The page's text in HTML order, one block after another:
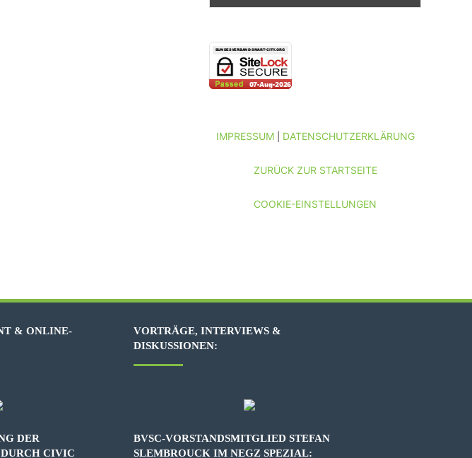
IMPRESSUM| DATENSCHUTZERKLÄRUNG
ZURÜCK ZUR STARTSEITE
COOKIE-EINSTELLUNGEN
& ONLINE-
DER
CIVIC
VORTRÄGE, INTERVIEWS &
DISKUSSIONEN:
BVSC-VORSTANDSMITGLIED STEFAN
SLEMBROUCK IM NEGZ SPEZIAL: